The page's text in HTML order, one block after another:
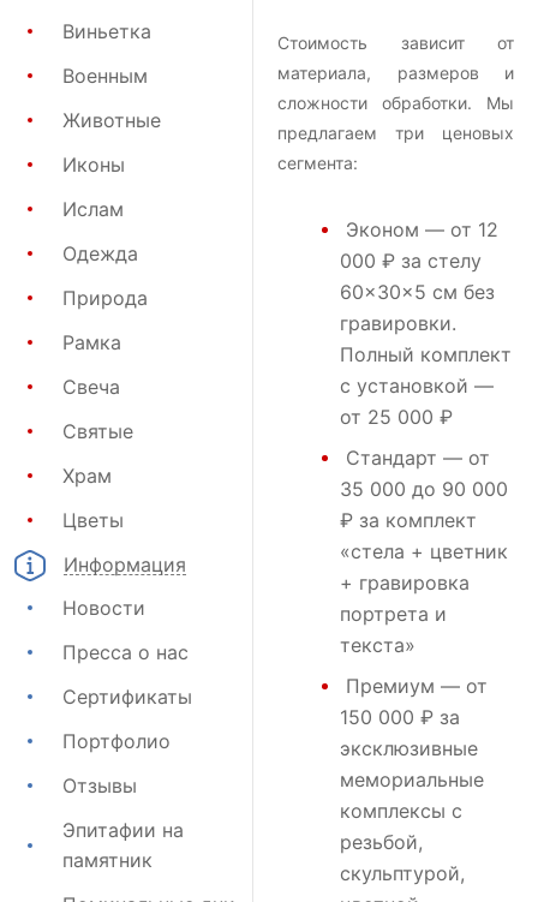
Виньетка
Военным
Животные
Иконы
Ислам
Одежда
Природа
Рамка
Свеча
Святые
Храм
Цветы
Информация
Новости
Пресса о нас
Сертификаты
Портфолио
Отзывы
Эпитафии на
памятник
Стоимость зависит от
материала, размеров и
сложности обработки. Мы
предлагаем три ценовых
сегмента:
Эконом — от 12
000 ₽ за стелу
60×30×5 см без
гравировки.
Полный комплект
с установкой —
от 25 000 ₽
Стандарт — от
35 000 до 90 000
₽ за комплект
«стела + цветник
+ гравировка
портрета и
текста»
Премиум — от
150 000 ₽ за
эксклюзивные
мемориальные
комплексы с
резьбой,
скульптурой,